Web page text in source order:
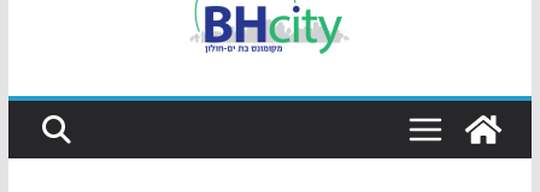
הקיץ של בני הנוער בבת־ים: חוף הריביירה הופך למרחב
בטוח בשעות הערב